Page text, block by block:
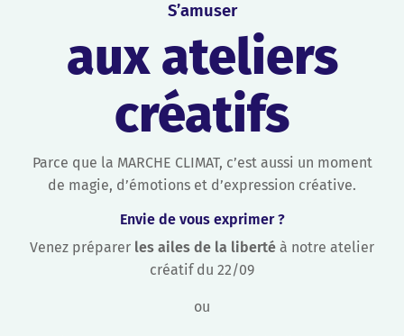
S’amuser
aux ateliers
créatifs
Parce que la MARCHE CLIMAT, c’est aussi un moment
de magie, d’émotions et d’expression créative.
Envie de vous exprimer ?
Venez préparer les ailes de la liberté à notre atelier
créatif du 22/09
ou